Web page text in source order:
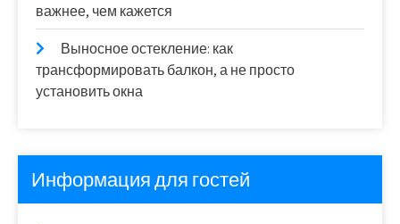
важнее, чем кажется
Выносное остекление: как
трансформировать балкон, а не просто
установить окна
Информация для гостей